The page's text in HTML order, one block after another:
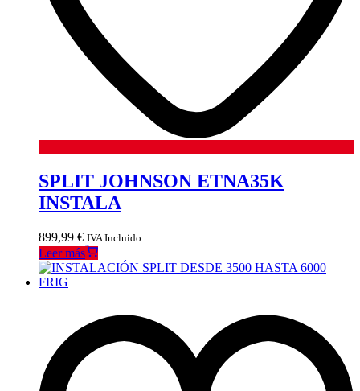
SPLIT JOHNSON ETNA35K
INSTALA
899,99 € IVA Incluido
Leer más